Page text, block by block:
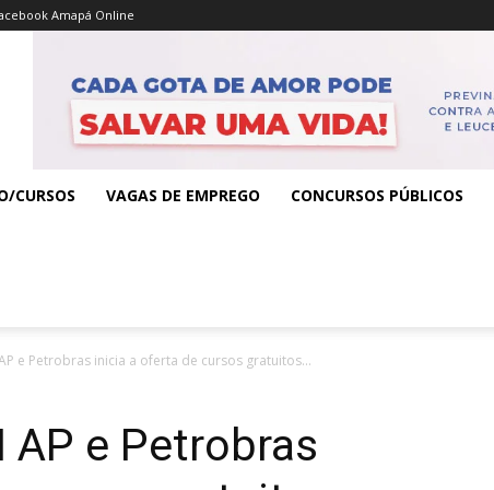
Amapá Online
CURSOS VAGAS DE EMPREGO CONCURSOS PÚBLICOS
e Petrobras inicia a oferta de cursos gratuitos...
AP e Petrobras